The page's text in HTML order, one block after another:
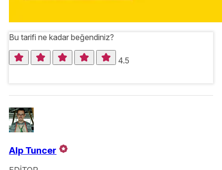
Bu tarifi ne kadar beğendiniz?
4.5
Alp Tuncer